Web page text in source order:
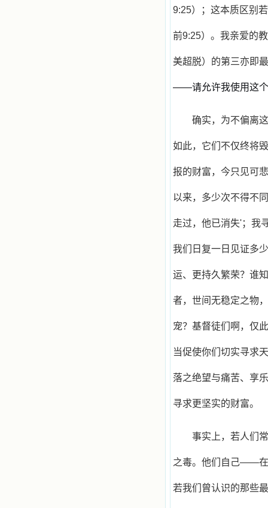
9:25）；这本质区别
前9:25）。我亲爱的
美超脱）的第三亦即
——请允许我使用这
确实，为不偏离
如此，它们不仅终将
报的财富，今只见可
以来，多少次不得不
走过，他已消失'；我
我们日复一日见证多
运、更持久繁荣？谁
者，世间无稳定之物
宠？基督徒们啊，仅
当促使你们切实寻求
落之绝望与痛苦、享
寻求更坚实的财富。
事实上，若人们
之毒。他们自己——
若我们曾认识的那些